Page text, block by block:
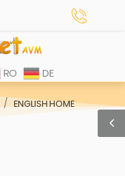
RO DE
/ ENGLISH HOME